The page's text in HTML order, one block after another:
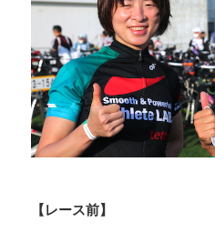
【レース前】